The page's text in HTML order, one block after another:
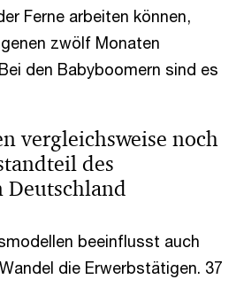
Ferne arbeiten können,
zwölf Monaten
den Babyboomern sind es
vergleichsweise noch
des
Deutschland
beeinflusst auch
die Erwerbstätigen. 37